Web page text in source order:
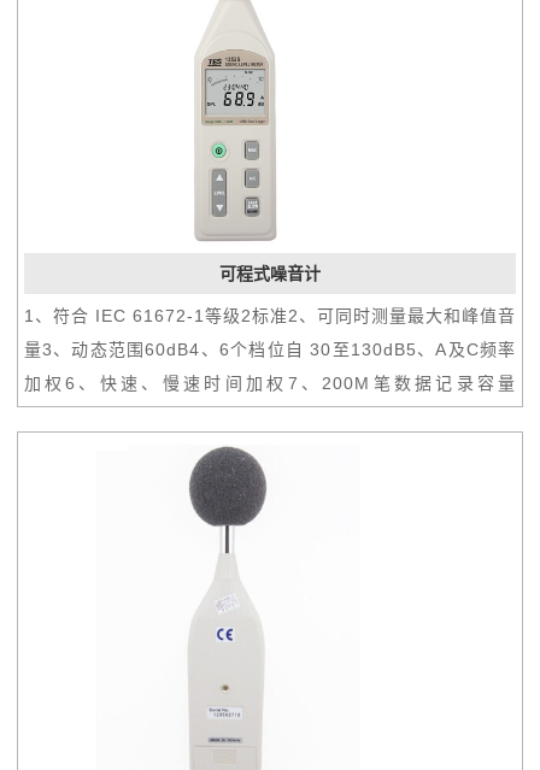
可程式噪音计
1、符合 IEC 61672-1等级2标准2、可同时测量最大和峰值音
量3、动态范围60dB4、6个档位自 30至130dB5、A及C频率
加权6、快速、慢速时间加权7、200M笔数据记录容量